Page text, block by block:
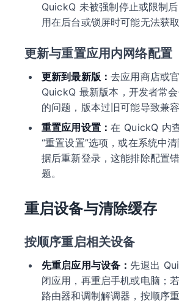
QuickQ 未被强制停止或限制
用在后台或锁屏时可能无法获取
更新与重置应用内网络配置
更新到最新版：去应用商店或
QuickQ 最新版本，开发者常
的问题，版本过旧可能导致兼容
重置应用设置：在 QuickQ 内
“重置设置”选项，或在系统中
据后重新登录，这能排除配置
题。
重启设备与清除缓存
按顺序重启相关设备
先重启应用与设备： 先退出
闭应用，再重启手机或电脑；
路由器和调制解调器，按顺序